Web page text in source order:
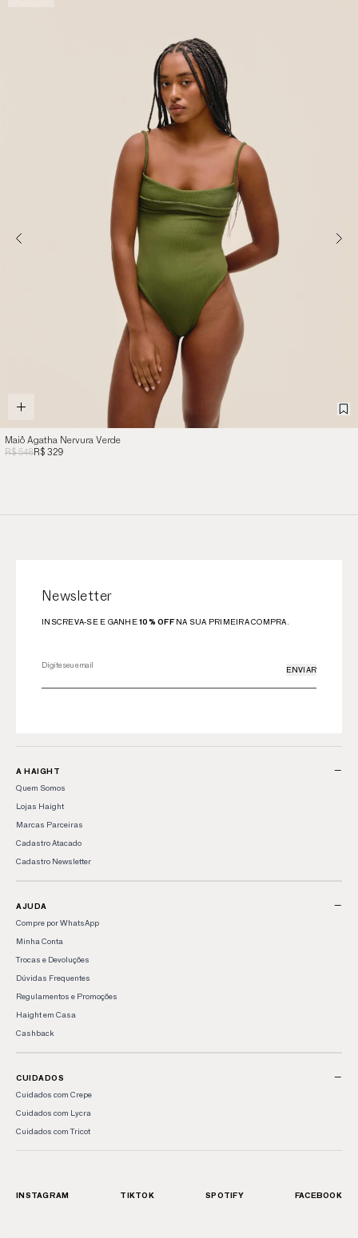
Maiô Agatha Nervura Verde
R$ 548R$ 329
Newsletter
INSCREVA-SE E GANHE10% OFFNA SUA PRIMEIRA COMPRA.
ENVIAR
A HAIGHT −
Quem Somos
Lojas Haight
Marcas Parceiras
Cadastro Atacado
Cadastro Newsletter
AJUDA −
Compre por WhatsApp
Minha Conta
Trocas e Devoluções
Dúvidas Frequentes
Regulamentos e Promoções
Haight em Casa
Cashback
CUIDADOS −
Cuidados com Crepe
Cuidados com Lycra
Cuidados com Tricot
INSTAGRAM TIKTOK SPOTIFY FACEBOOK